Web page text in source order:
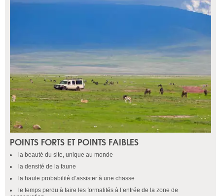
POINTS FORTS ET POINTS FAIBLES
la beauté du site, unique au monde
la densité de la faune
la haute probabilité d’assister à une chasse
le temps perdu à faire les formalités à l’entrée de la zone de